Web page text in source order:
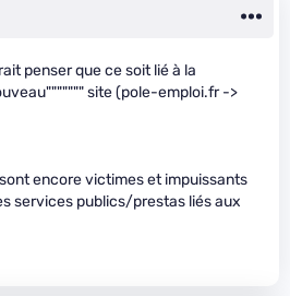
penser que ce soit lié à la
site (pole-emploi.fr ->
encore victimes et impuissants
services publics/prestas liés aux